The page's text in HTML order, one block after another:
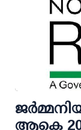
ആകെ 20